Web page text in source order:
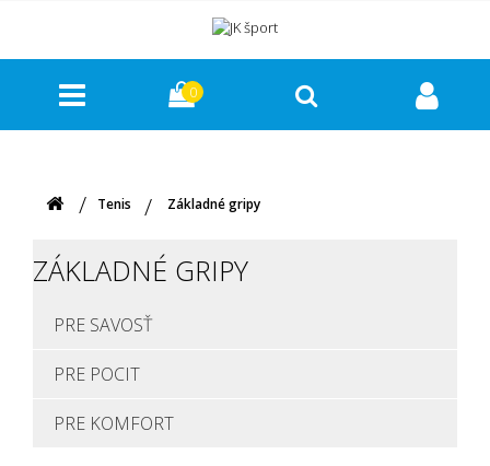
0
Tenis Základné gripy
ZÁKLADNÉ GRIPY
PRE SAVOSŤ
PRE POCIT
PRE KOMFORT